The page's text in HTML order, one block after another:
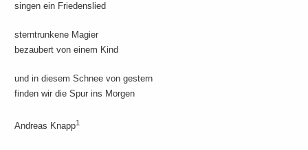
singen ein Friedenslied
sterntrunkene Magier
bezaubert von einem Kind
und in diesem Schnee von gestern
finden wir die Spur ins Morgen
Andreas Knapp1